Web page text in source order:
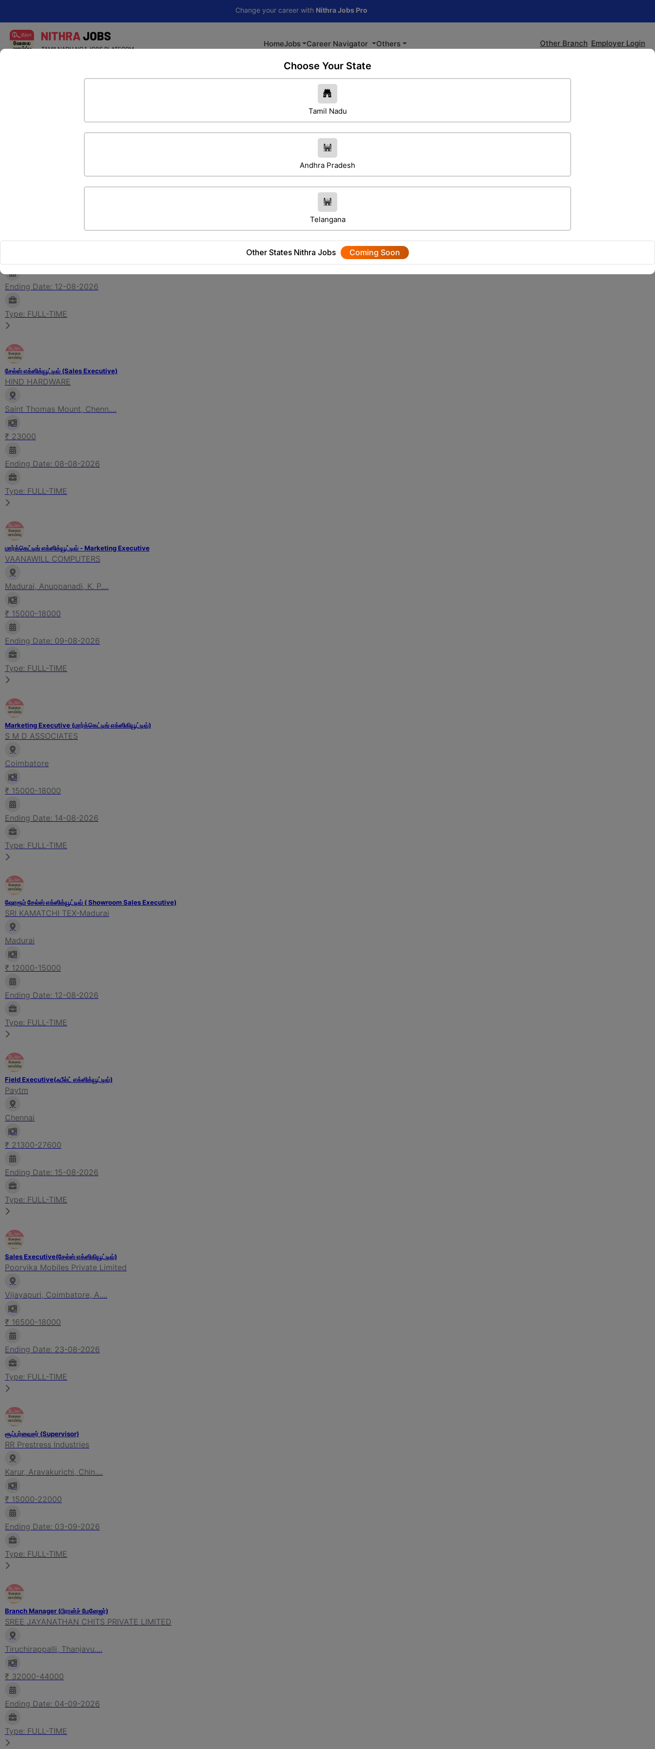
Change your career withNithra Jobs Pro
HomeJobs Career Navigator Others Other Branch Employer Login
Choose Your State
Tamil Nadu
Andhra Pradesh
Telangana
Other States Nithra Jobs Coming Soon
We will update Soon
Jayankondam, Ariyalur, An....
Ending Date: 12-08-2026
Type: FULL-TIME
சேல்ஸ் எக்ஸிக்யூட்டிவ் (Sales Executive)
HIND HARDWARE
Saint Thomas Mount, Chenn....
₹ 23000
Ending Date: 08-08-2026
Type: FULL-TIME
மார்க்கெட்டிங் எக்ஸிக்யூட்டிவ் - Marketing Executive
VAANAWILL COMPUTERS
Madurai, Anuppanadi, K. P....
₹ 15000-18000
Ending Date: 09-08-2026
Type: FULL-TIME
Marketing Executive (மார்க்கெட்டிங் எக்ஸிகியூட்டிவ்)
S M D ASSOCIATES
Coimbatore
₹ 15000-18000
Ending Date: 14-08-2026
Type: FULL-TIME
ஷோரூம் சேல்ஸ் எக்ஸிக்யூட்டிவ் ( Showroom Sales Executive)
SRI KAMATCHI TEX-Madurai
Madurai
₹ 12000-15000
Ending Date: 12-08-2026
Type: FULL-TIME
Field Executive(ஃபீல்ட் எக்ஸிக்யூட்டிவ்)
Paytm
Chennai
₹ 21300-27600
Ending Date: 15-08-2026
Type: FULL-TIME
Sales Executive(சேல்ஸ் எக்ஸிகியூட்டிவ்)
Poorvika Mobiles Private Limited
Vijayapuri, Coimbatore, A....
₹ 16500-18000
Ending Date: 23-08-2026
Type: FULL-TIME
சூப்பர்வைசர் (Supervisor)
RR Prestress Industries
Karur, Aravakurichi, Chin....
₹ 15000-22000
Ending Date: 03-09-2026
Type: FULL-TIME
Branch Manager (பிரான்ச் மேனேஜர்)
SREE JAYANATHAN CHITS PRIVATE LIMITED
Tiruchirappalli, Thanjavu....
₹ 32000-44000
Ending Date: 04-09-2026
Type: FULL-TIME